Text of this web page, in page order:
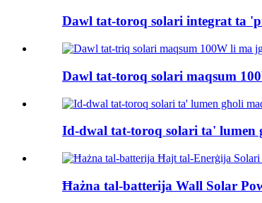
Dawl tat-toroq solari integrat ta
Dawl tat-toroq solari maqsum
Id-dwal tat-toroq solari ta' lumen
Ħażna tal-batterija Wall Solar